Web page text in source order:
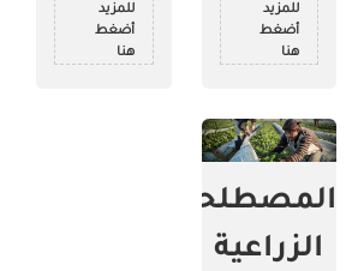
للمزيد
أضغط
هنا
للمزيد
أضغط
هنا
المصطلحات
الزراعية